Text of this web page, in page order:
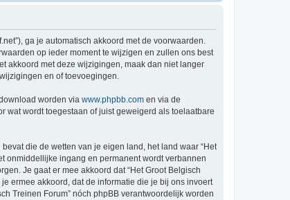
ga je automatisch akkoord met de voorwaarden.
op ieder moment te wijzigen en zullen ons best
akkoord met deze wijzigingen, maak dan niet langer
en of toevoegingen.
worden via www.phpbb.com en via de
wat wordt toegestaan of juist geweigerd als toelaatbare
die de wetten van je eigen land, het land waar “Het
onmiddellijke ingang en permanent wordt verbannen
Je gaat er mee akkoord dat “Het Groot Belgisch
ermee akkoord, dat de informatie die je bij ons invoert
Treinen Forum” nóch phpBB verantwoordelijk worden